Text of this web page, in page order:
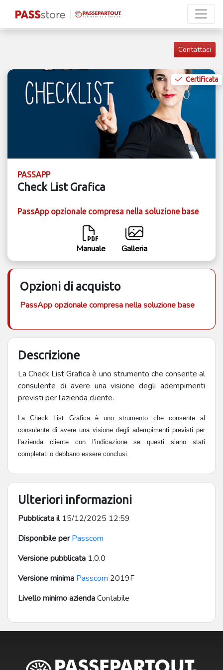
Contattaci
Certificata
PASSAPP
Check List Grafica
PassApp opzionale compresa nella soluzione base
Manuale Galleria
Opzioni di acquisto
PassApp opzionale compresa nella soluzione base
Descrizione
La Check List Grafica è uno strumento che consente al
consulente di avere una visione degli adempimenti
previsti per l’azienda cliente.
La Check List Grafica è uno strumento che consente al
consulente di avere una visione degli adempimenti previsti per
l’azienda cliente con l’indicazione se questi siano stati
completati o debbano essere conclusi.
Ulteriori informazioni
Pubblicata il15/12/2025 12:59
Disponibile per Passcom
Versione pubblicata 1.0.0
Versione minima Passcom 2019F
Livello minimo aziendaContabile